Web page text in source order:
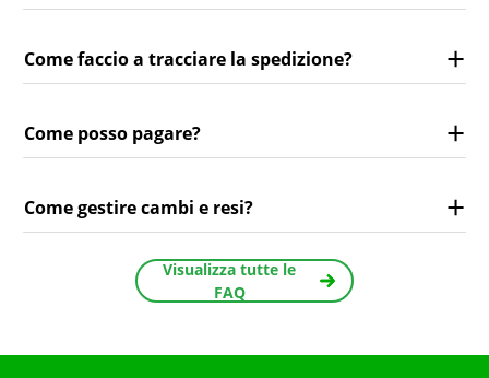
Come faccio a tracciare la spedizione?
Come posso pagare?
Come gestire cambi e resi?
Visualizza tutte le
FAQ